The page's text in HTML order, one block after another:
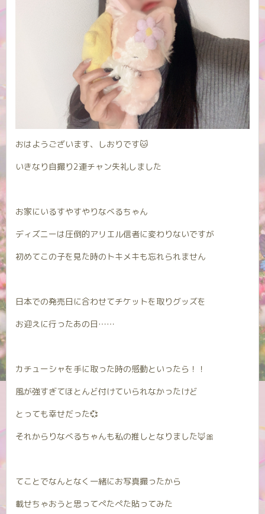
おはようございます、しおりです🐱
いきなり自撮り2連チャン失礼しました
お家にいるすやすやりなべるちゃん
ディズニーは圧倒的アリエル信者に変わりないですが
初めてこの子を見た時のトキメキも忘れられません
日本での発売日に合わせてチケットを取りグッズを
お迎えに行ったあの日……
カチューシャを手に取った時の感動といったら！！
風が強すぎてほとんど付けていられなかったけど
とっても幸せだった💞
それからりなべるちゃんも私の推しとなりました🦊🎀
てことでなんとなく一緒にお写真撮ったから
載せちゃおうと思ってぺたぺた貼ってみた